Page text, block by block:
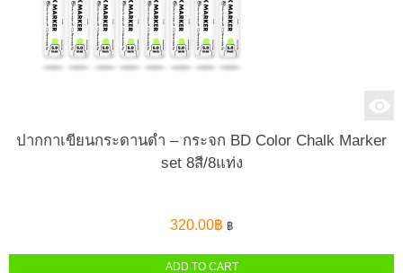
ปากกาเขียนกระดานดำ – กระจก BD Color Chalk Marker
set 8สี/8แท่ง
320.00฿ ฿
ADD TO CART